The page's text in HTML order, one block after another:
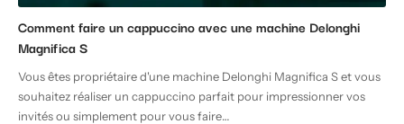
Comment faire un cappuccino avec une machine Delonghi
Magnifica S
Vous êtes propriétaire d'une machine Delonghi Magnifica S et vous
souhaitez réaliser un cappuccino parfait pour impressionner vos
invités ou simplement pour vous faire…